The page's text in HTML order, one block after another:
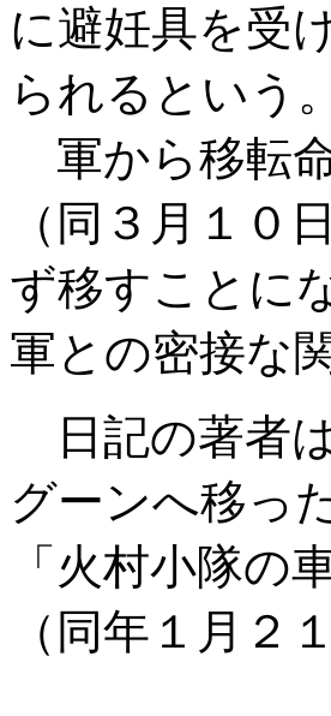
に避妊具を受
られるという。
軍から移転
（同３月１０
ず移すことに
軍との密接な
日記の著者
グーンへ移っ
「火村小隊の
（同年１月２